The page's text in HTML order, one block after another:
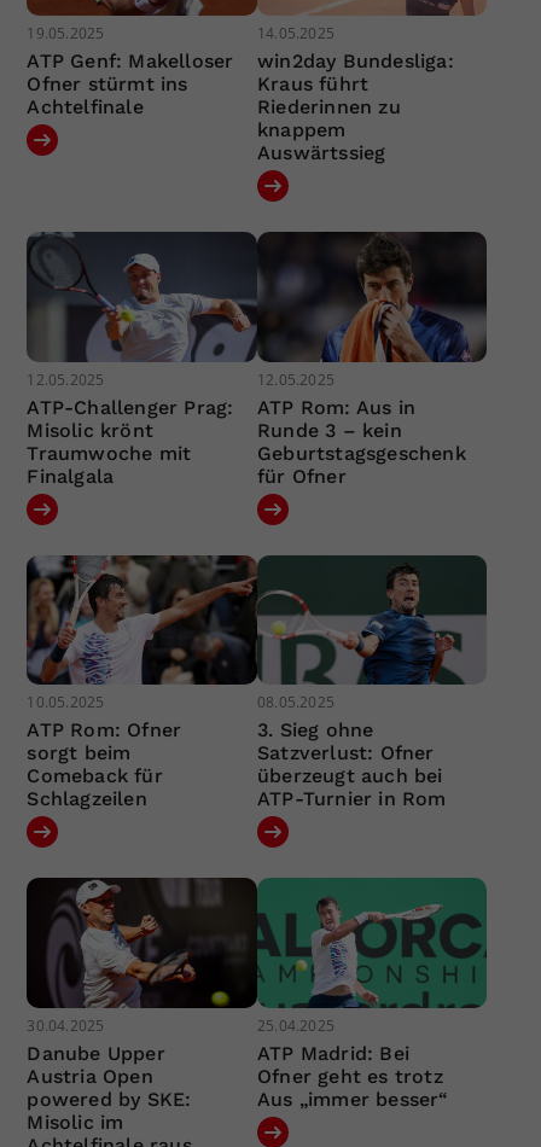
19.05.2025
ATP Genf: Makelloser
Ofner stürmt ins
Achtelfinale
14.05.2025
win2day Bundesliga:
Kraus führt
Riederinnen zu
knappem
Auswärtssieg
12.05.2025
ATP-Challenger Prag:
Misolic krönt
Traumwoche mit
Finalgala
12.05.2025
ATP Rom: Aus in
Runde 3 – kein
Geburtstagsgeschenk
für Ofner
10.05.2025
ATP Rom: Ofner
sorgt beim
Comeback für
Schlagzeilen
08.05.2025
3. Sieg ohne
Satzverlust: Ofner
überzeugt auch bei
ATP-Turnier in Rom
30.04.2025
Danube Upper
Austria Open
powered by SKE:
Misolic im
25.04.2025
ATP Madrid: Bei
Ofner geht es trotz
Aus „immer besser“